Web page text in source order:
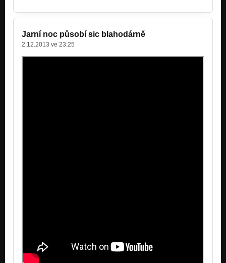
Jarní noc působí sic blahodárně
2.12.2013 ve 23:25